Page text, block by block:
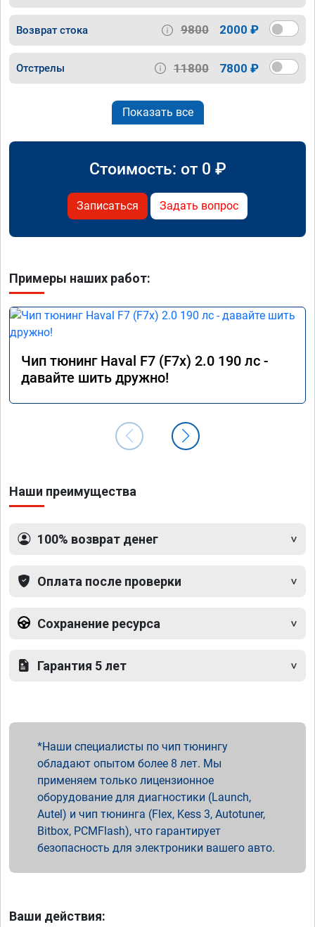
Возврат стока 9800 2000 ₽
Отстрелы 11800 7800 ₽
Показать все
Стоимость: от 0 ₽
Записаться Задать вопрос
Примеры наших работ:
Чип тюнинг Haval F7 (F7x) 2.0 190 лс -
давайте шить дружно!
Наши преимущества
100% возврат денег
Оплата после проверки
Сохранение ресурса
Гарантия 5 лет
Наши специалисты по чип тюнингу
обладают опытом более 8 лет. Мы
применяем только лицензионное
оборудование для диагностики (Launch,
Autel) и чип тюнинга (Flex, Kess 3, Autotuner,
Bitbox, PCMFlash), что гарантирует
безопасность для электроники вашего авто.
Ваши действия: